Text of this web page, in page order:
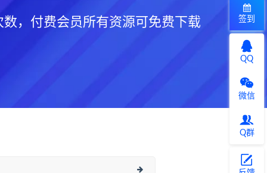
，付费会员所有资源可免费下载 签到
QQ
微信
Q群